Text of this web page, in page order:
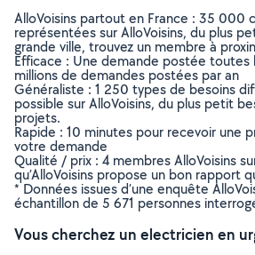
AlloVoisins partout en France : 35 000
représentées sur AlloVoisins, du plus
grande ville, trouvez un membre à
Efficace : Une demande postée toutes
millions de demandes postées par an
Généraliste : 1 250 types de besoins
possible sur AlloVoisins, du plus petit
projets.
Rapide : 10 minutes pour recevoir une
votre demande
Qualité / prix : 4 membres AlloVoisins
qu’AlloVoisins propose un bon rapport
* Données issues d’une enquête
échantillon de 5 671 personnes
Vous cherchez un electricien en